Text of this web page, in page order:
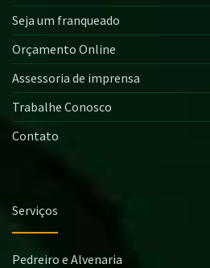
Seja um franqueado
Orçamento Online
Assessoria de imprensa
Trabalhe Conosco
Contato
Serviços
Pedreiro e Alvenaria